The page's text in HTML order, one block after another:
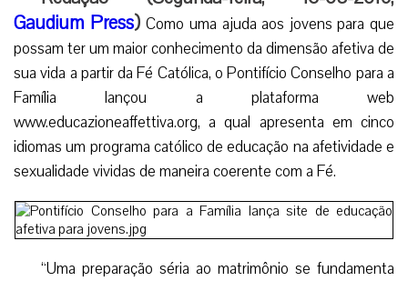
Gaudium Press)Como uma ajuda aos jovens para que
possam ter um maior conhecimento da dimensão afetiva de
sua vida a partir da Fé Católica, o Pontifício Conselho para a
Família lançou a plataforma web
www.educazioneaffettiva.org, a qual apresenta em cinco
idiomas um programa católico de educação na afetividade e
sexualidade vividas de maneira coerente com a Fé.
“Uma preparação séria ao matrimônio se fundamenta